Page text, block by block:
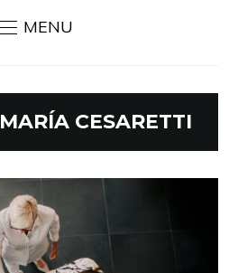
MENU
MARÍA CESARETTI